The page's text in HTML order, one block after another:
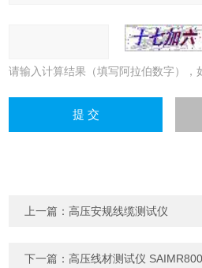
请输入计算结果（填写阿拉伯数字），
上一篇：高压安规线缆测试仪
下一篇：高压线材测试仪